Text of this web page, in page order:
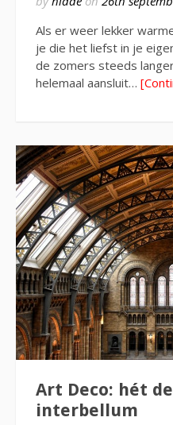
Als er weer lekker
je die het liefst in je
de zomers steeds
helemaal aansluit…
Art Deco: hét
interbellum